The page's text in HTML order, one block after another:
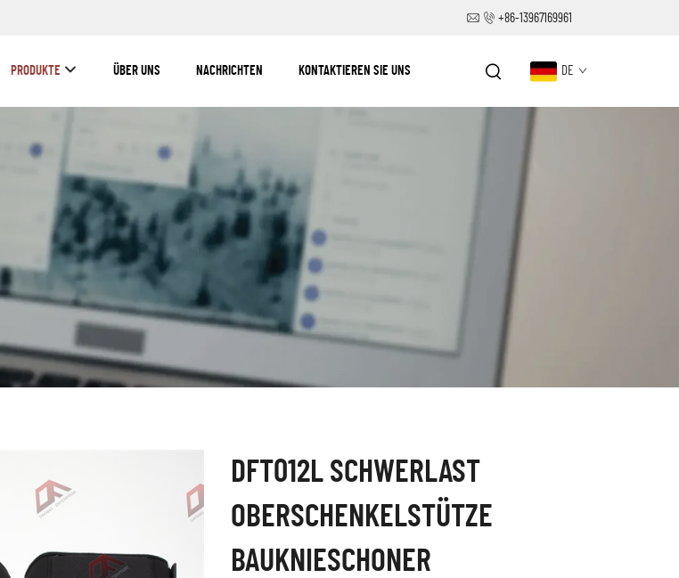
+86-13967169961
PRODUKTE ÜBER UNS NACHRICHTEN KONTAKTIEREN SIE UNS DE
DFT012L SCHWERLAST
OBERSCHENKELSTÜTZE
BAUKNIESCHONER